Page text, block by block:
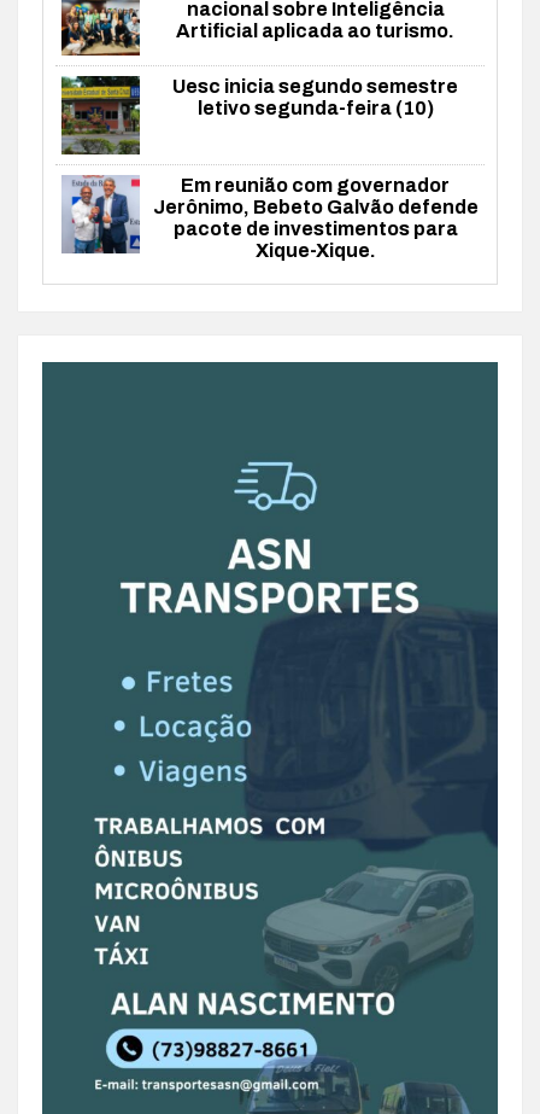
nacional sobre Inteligência
Artificial aplicada ao turismo.
Uesc inicia segundo semestre
letivo segunda-feira (10)
Em reunião com governador
Jerônimo, Bebeto Galvão defende
pacote de investimentos para
Xique-Xique.